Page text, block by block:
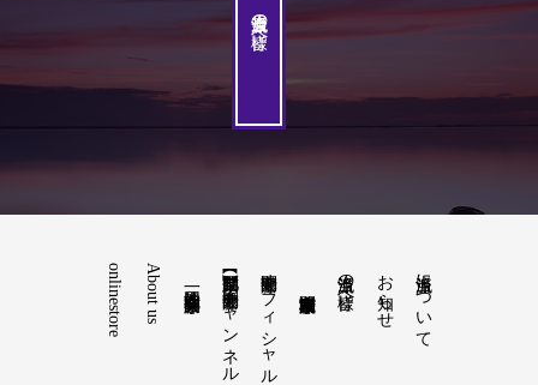
当流派会員の皆様へ
当流派について
お知らせ
当流派の皆様へ
藤間勘十郎オフィシャルサイト
【動画配信】宗家 藤間勘十郎チャンネル
About us
onlinestore